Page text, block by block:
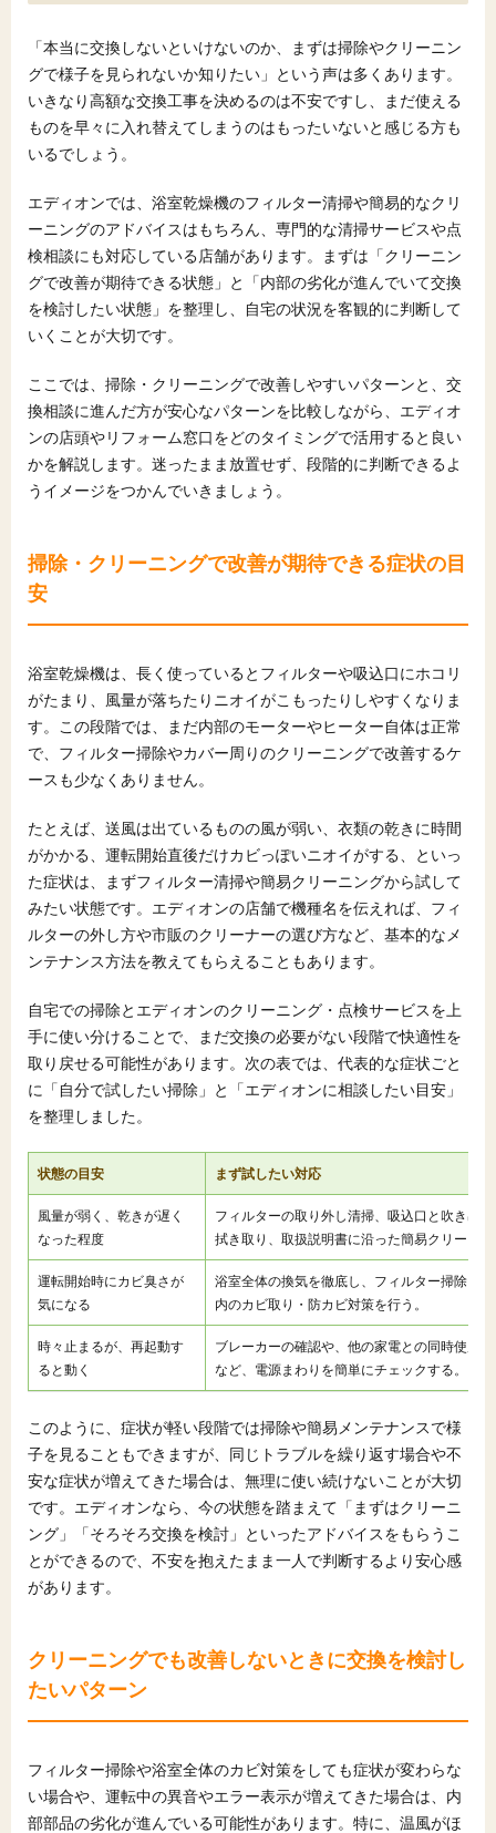
「本当に交換しないといけないのか、まずは掃除やクリーニン
グで様子を見られないか知りたい」という声は多くあります。
いきなり高額な交換工事を決めるのは不安ですし、まだ使える
ものを早々に入れ替えてしまうのはもったいないと感じる方も
いるでしょう。
エディオンでは、浴室乾燥機のフィルター清掃や簡易的なクリ
ーニングのアドバイスはもちろん、専門的な清掃サービスや点
検相談にも対応している店舗があります。まずは「クリーニン
グで改善が期待できる状態」と「内部の劣化が進んでいて交換
を検討したい状態」を整理し、自宅の状況を客観的に判断して
いくことが大切です。
ここでは、掃除・クリーニングで改善しやすいパターンと、交
換相談に進んだ方が安心なパターンを比較しながら、エディオ
ンの店頭やリフォーム窓口をどのタイミングで活用すると良い
かを解説します。迷ったまま放置せず、段階的に判断できるよ
うイメージをつかんでいきましょう。
掃除・クリーニングで改善が期待できる症状の目
安
浴室乾燥機は、長く使っているとフィルターや吸込口にホコリ
がたまり、風量が落ちたりニオイがこもったりしやすくなりま
す。この段階では、まだ内部のモーターやヒーター自体は正常
で、フィルター掃除やカバー周りのクリーニングで改善するケ
ースも少なくありません。
たとえば、送風は出ているものの風が弱い、衣類の乾きに時間
がかかる、運転開始直後だけカビっぽいニオイがする、といっ
た症状は、まずフィルター清掃や簡易クリーニングから試して
みたい状態です。エディオンの店舗で機種名を伝えれば、フィ
ルターの外し方や市販のクリーナーの選び方など、基本的なメ
ンテナンス方法を教えてもらえることもあります。
自宅での掃除とエディオンのクリーニング・点検サービスを上
手に使い分けることで、まだ交換の必要がない段階で快適性を
取り戻せる可能性があります。次の表では、代表的な症状ごと
に「自分で試したい掃除」と「エディオンに相談したい目安」
を整理しました。
状態の目安 まず試したい対応
風量が弱く、乾きが遅く
なった程度
フィルターの取り外し清掃、吸込口と吹き出
拭き取り、取扱説明書に沿った簡易クリーニ
運転開始時にカビ臭さが
気になる
浴室全体の換気を徹底し、フィルター掃除と
内のカビ取り・防カビ対策を行う。
時々止まるが、再起動す
ると動く
ブレーカーの確認や、他の家電との同時使用
など、電源まわりを簡単にチェックする。
このように、症状が軽い段階では掃除や簡易メンテナンスで様
子を見ることもできますが、同じトラブルを繰り返す場合や不
安な症状が増えてきた場合は、無理に使い続けないことが大切
です。エディオンなら、今の状態を踏まえて「まずはクリーニ
ング」「そろそろ交換を検討」といったアドバイスをもらうこ
とができるので、不安を抱えたまま一人で判断するより安心感
があります。
クリーニングでも改善しないときに交換を検討し
たいパターン
フィルター掃除や浴室全体のカビ対策をしても症状が変わらな
い場合や、運転中の異音やエラー表示が増えてきた場合は、内
部部品の劣化が進んでいる可能性があります。特に、温風がほ